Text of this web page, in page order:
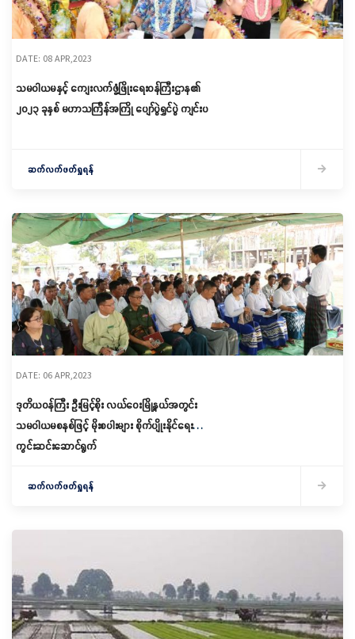
DATE: 08 APR,2023
သမဝါယမနှင့် ကျေးလက်ဖွံ့ဖြိုးရေးဝန်ကြီးဌာန၏
၂၀၂၃ ခုနှစ် မဟာသင်္ကြန်အကြို ပျော်ပွဲရွှင်ပွဲ ကျင်းပ
ဆက်လက်ဖတ်ရှုရန်
DATE: 06 APR,2023
ဒုတိယဝန်ကြီး ဦးမြင့်စိုး လယ်ဝေးမြို့နယ်အတွင်း
သမဝါယမစနစ်ဖြင့် မိုးစပါးများ စိုက်ပျိုးနိုင်ရေး
ကွင်းဆင်းဆောင်ရွက်
ဆက်လက်ဖတ်ရှုရန်